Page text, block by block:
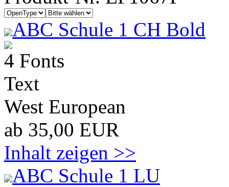
ABC Schule 1 CH Bold
4 Fonts
Text
West European
ab 35,00 EUR
Inhalt zeigen >>
ABC Schule 1 LU